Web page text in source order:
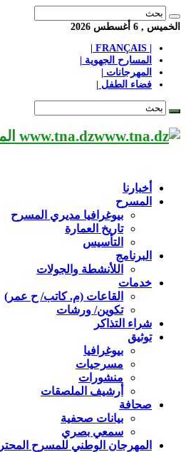
الخميس , 6 أغسطس 2026
المسارح الجهوية |
المهرجانات |
فضاء الطفل |
www.tna.dz المسرح الوطني الجزائري مؤسسة ثقافية عريقة تابعة لوزارة الثقافة-الجزائر، يحمل اسم العميد «محي الدين بشطارزي».
أخبارنا
المسرح
بيوغرافيا مديري المسرح
تاريخ العمارة
التأسيس
البرنامج
اللأنشطة والجولات
خدمات
القاعات (م. كاتب/ ح عمر)
تكوين/ ورشات
شراء التذاكر
توثيق
بيوغرافيا
مسرحيات
منشورات
أرشيف الملصقات
صحافة
بيانات صحفية
سمعي بصري
المهرجان الوطني للمسرح